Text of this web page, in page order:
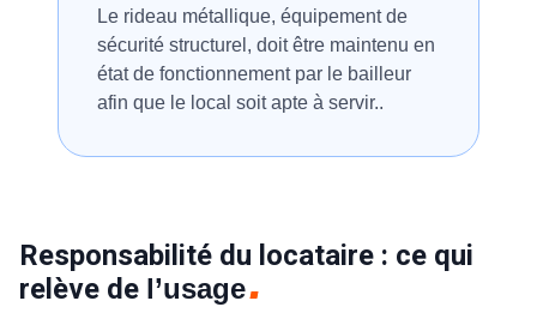
Le rideau métallique, équipement de
sécurité structurel, doit être maintenu en
état de fonctionnement par le bailleur
afin que le local soit apte à servir..
Responsabilité du locataire : ce qui
relève de l’usage